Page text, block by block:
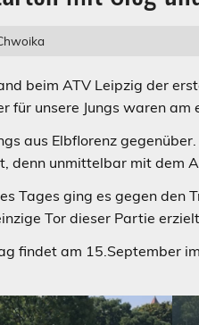
beim ATV Leipzig der
für unsere Jungs waren
aus Elbflorenz
denn unmittelbar mit dem
Tages ging es gegen
Tor dieser Partie
findet am 15.September